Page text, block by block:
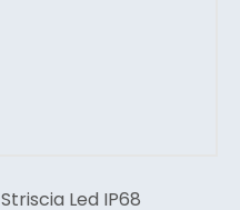
Striscia Led IP68